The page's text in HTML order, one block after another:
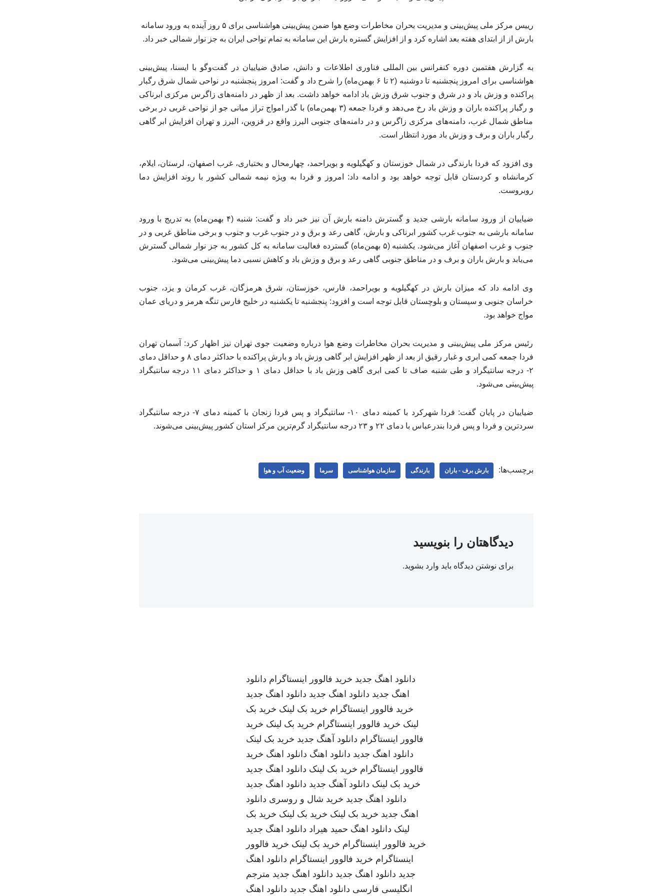
رییس مرکز ملی پیش‌بینی و مدیریت بحران مخاطرات وضع هوا ضمن پیش‌بینی هواشناسی برای ۵ روز آینده به ورود سامانه
بارش از از ابتدای هفته بعد اشاره کرد و از افزایش گستره بارش‌ این سامانه به تمام نواحی ایران به جز نوار شمالی خبر داد.
به گزارش هفتمین دوره کنفرانس بین المللی فناوری اطلاعات و دانش، صادق ضیاییان در گفت‌وگو با ایسنا، پیش‌بینی
هواشناسی برای امروز پنجشنبه تا دوشنبه (۲ تا ۶ بهمن‌ماه) را شرح داد و گفت: امروز پنجشنبه در نواحی شمال شرق رگبار
پراکنده و وزش باد و در شرق و جنوب شرق وزش باد ادامه خواهد داشت. بعد از ظهر در دامنه‌های زاگرس مرکزی ابرناکی
و رگبار پراکنده باران و وزش باد رخ می‌دهد و فردا جمعه (۳ بهمن‌ماه) با گذر امواج تراز میانی جو از نواحی غربی در برخی
مناطق شمال غرب، دامنه‌های مرکزی زاگرس و در دامنه‌های جنوبی البرز واقع در قزوین، البرز و تهران افزایش ابر گاهی
رگبار باران و برف و وزش باد مورد انتظار است.
وی افزود که فردا بارندگی در شمال خوزستان و کهگیلویه و بویراحمد، چهارمحال و بختیاری، غرب اصفهان، لرستان، ایلام،
کرمانشاه و کردستان قابل توجه خواهد بود و ادامه داد: امروز و فردا به ویژه نیمه شمالی کشور با روند افزایش دما
روبروست.
ضیاییان از ورود سامانه بارشی جدید و گسترش دامنه بارش آن نیز خبر داد و گفت: شنبه (۴ بهمن‌ماه) به تدریج با ورود
سامانه بارشی به جنوب غرب کشور ابرناکی و بارش، گاهی رعد و برق و در جنوب غرب و جنوب و برخی مناطق غربی و در
جنوب و غرب اصفهان آغاز می‌شود. یکشنبه (۵ بهمن‌ماه) گسترده فعالیت سامانه به کل کشور به جز نوار شمالی گسترش
می‌یابد و بارش باران و برف و در مناطق جنوبی گاهی رعد و برق و وزش باد و کاهش نسبی دما پیش‌بینی می‌شود.
وی ادامه داد که میزان بارش‌ در کهگیلویه و بویراحمد، فارس، خوزستان، شرق هرمزگان، غرب کرمان و یزد، جنوب
خراسان جنوبی و سیستان و بلوچستان قابل توجه است و افزود: پنجشنبه تا یکشنبه در خلیج فارس تنگه هرمز و دریای عمان
مواج خواهد بود.
رئیس مرکز ملی پیش‌بینی و مدیریت بحران مخاطرات وضع هوا درباره وضعیت جوی تهران نیز اظهار کرد: آسمان تهران
فردا جمعه کمی ابری و غبار رقیق از بعد از ظهر افزایش ابر گاهی وزش باد و بارش پراکنده با حداکثر دمای ۸ و حداقل دمای
۲- درجه سانتیگراد و طی شنبه صاف تا کمی ابری گاهی وزش باد با حداقل دمای ۱ و حداکثر دمای ۱۱ درجه سانتیگراد
پیش‌بینی می‌شود.
ضیاییان در پایان گفت: فردا شهرکرد با کمینه دمای ۱۰- سانتیگراد و پس فردا زنجان با کمینه دمای ۷- درجه سانتیگراد
سردترین و فردا و پس فردا بندرعباس با دمای ۲۲ و ۲۳ درجه سانتیگراد گرم‌ترین مرکز استان کشور پیش‌بینی می‌شوند.
برچسب‌ها: بارش برف - باران بارندگی سازمان هواشناسی سرما وضعیت آب و هوا
دیدگاهتان را بنویسید
برای نوشتن دیدگاه باید وارد بشوید.
دانلود اهنگ جدید خرید فالوور اینستاگرام دانلود
اهنگ جدید دانلود اهنگ جدید دانلود اهنگ جدید
خرید فالوور اینستاگرام خرید بک لینک خرید بک
لینک خرید فالوور اینستاگرام خرید بک لینک خرید
فالوور اینستاگرام دانلود آهنگ جدید خرید بک لینک
دانلود اهنگ جدید دانلود اهنگ دانلود اهنگ خرید
فالوور اینستاگرام خرید بک لینک دانلود اهنگ جدید
خرید بک لینک دانلود آهنگ جدید دانلود اهنگ جدید
دانلود اهنگ جدید خرید شال و روسری دانلود
اهنگ جدید خرید بک لینک خرید بک لینک خرید بک
لینک دانلود اهنگ حمید هیراد دانلود اهنگ جدید
خرید فالوور اینستاگرام خرید بک لینک خرید فالوور
اینستاگرام خرید فالوور اینستاگرام دانلود اهنگ
جدید دانلود اهنگ جدید دانلود اهنگ جدید مترجم
انگلیسی فارسی دانلود اهنگ جدید دانلود اهنگ